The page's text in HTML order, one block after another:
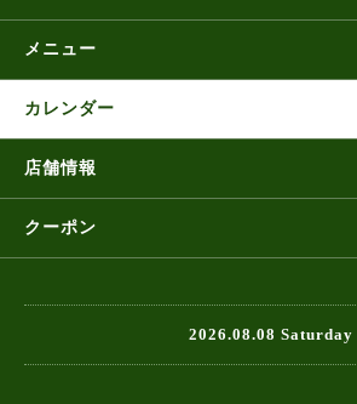
メニュー
カレンダー
店舗情報
クーポン
2026.08.08 Saturday